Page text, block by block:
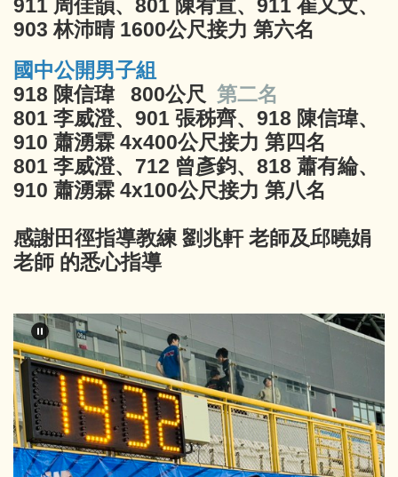
911 周佳韻、801 陳宥宣、911 崔又文、
903 林沛晴 1600公尺接力 第六名
國中公開男子組
918 陳信瑋 800公尺 第二名
801 李威澄、901 張秭齊、918 陳信瑋、
910 蕭湧霖 4x400公尺接力 第四名
801 李威澄、712 曾彥鈞、818 蕭有綸、
910 蕭湧霖 4x100公尺接力 第八名
感謝田徑指導教練 劉兆軒 老師及邱曉娟
老師 的悉心指導